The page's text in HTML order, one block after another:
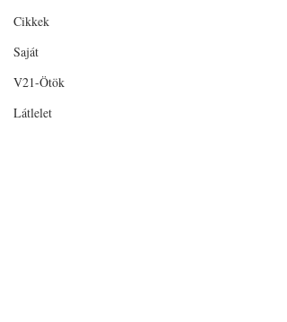
Cikkek
Saját
V21-Ötök
Látlelet